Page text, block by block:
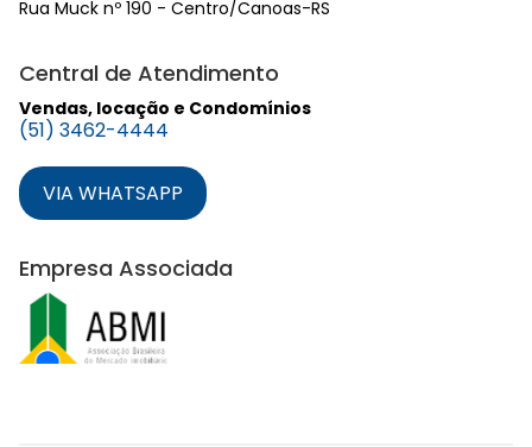
Rua Muck nº 190 - Centro/Canoas-RS
Central de Atendimento
Vendas, locação e Condomínios
(51) 3462-4444
VIA WHATSAPP
Empresa Associada